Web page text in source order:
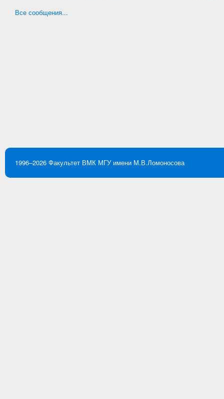
Все сообщения...
1996–2026 Факультет ВМК МГУ имени М.В.Ломоносова